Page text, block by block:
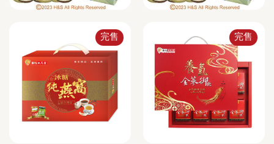
完售 完售